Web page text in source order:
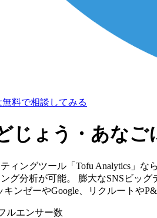
無料で相談してみる
じょう・あなご
ィングツール「Tofu Analytics」
グ分析が可能。 膨大なSNSビッ
キンゼーやGoogle、リクルートや
ルエンサー数